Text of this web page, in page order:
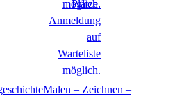
Malen – Zeichnen –